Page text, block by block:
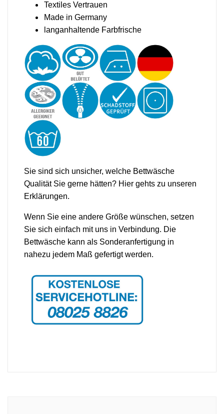
Textiles Vertrauen
Made in Germany
langanhaltende Farbfrische
Sie sind sich unsicher, welche Bettwäsche
Qualität Sie gerne hätten? Hier gehts zu unseren
Erklärungen.
Wenn Sie eine andere Größe wünschen, setzen
Sie sich einfach mit uns in Verbindung. Die
Bettwäsche kann als Sonderanfertigung in
nahezu jedem Maß gefertigt werden.